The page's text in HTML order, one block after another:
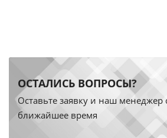
ОСТАЛИСЬ ВОПРОСЫ?
Оставьте заявку и наш менеджер
ближайшее время